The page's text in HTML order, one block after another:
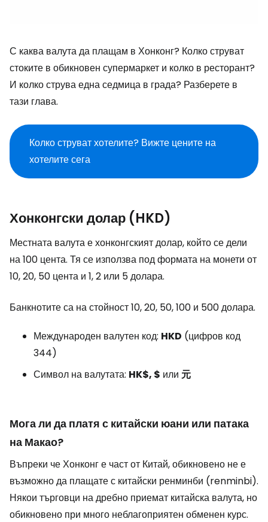
С каква валута да плащам в Хонконг? Колко струват
стоките в обикновен супермаркет и колко в ресторант?
И колко струва една седмица в града? Разберете в
тази глава.
Колко струват хотелите? Вижте цените на
хотелите сега
Хонконгски долар (HKD)
Местната валута е хонконгският долар, който се дели
на 100 цента. Тя се използва под формата на монети от
10, 20, 50 цента и 1, 2 или 5 долара.
Банкнотите са на стойност 10, 20, 50, 100 и 500 долара.
Международен валутен код: HKD (цифров код
344)
Символ на валутата: HK$, $ или 元
Мога ли да платя с китайски юани или патака
на Макао?
Въпреки че Хонконг е част от Китай, обикновено не е
възможно да плащате с китайски ренминби (renminbi).
Някои търговци на дребно приемат китайска валута, но
обикновено при много неблагоприятен обменен курс.